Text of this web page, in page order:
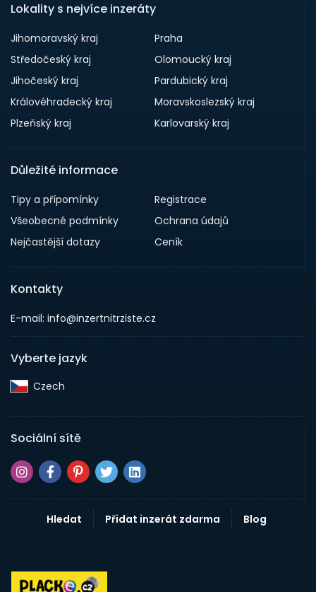
Lokality s nejvíce inzeráty
Jihomoravský kraj
Praha
Středočeský kraj
Olomoucký kraj
Jihočeský kraj
Pardubický kraj
Královéhradecký kraj
Moravskoslezský kraj
Plzeňský kraj
Karlovarský kraj
Důležité informace
Tipy a přípomínky
Registrace
Všeobecné podmínky
Ochrana údajů
Nejčastější dotazy
Ceník
Kontakty
E-mail: info@inzertnitrziste.cz
Vyberte jazyk
Czech‎
Sociální sítě
Hledat Přidat inzerát zdarma Blog